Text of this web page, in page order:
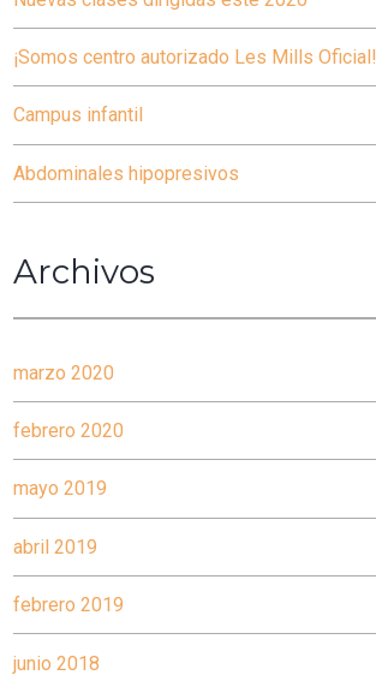
¡Somos centro autorizado Les Mills Oficial!
Campus infantil
Abdominales hipopresivos
Archivos
marzo 2020
febrero 2020
mayo 2019
abril 2019
febrero 2019
junio 2018